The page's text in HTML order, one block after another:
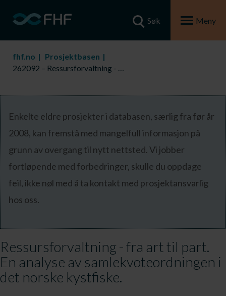
Søk Meny
fhf.no
Prosjektbasen
262092 – Ressursforvaltning - fra art til part. En analyse av samlekvoteordningen i det norske kystfiske.
Enkelte eldre prosjekter i databasen, særlig fra før år
2008, kan fremstå med mangelfull informasjon på
grunn av overgang til nytt nettsted. Vi jobber
fortløpende med forbedringer, skulle du oppdage
feil, ikke nøl med å ta kontakt med prosjektansvarlig
hos oss.
Ressursforvaltning - fra art til part.
En analyse av samlekvoteordningen i
det norske kystfiske.